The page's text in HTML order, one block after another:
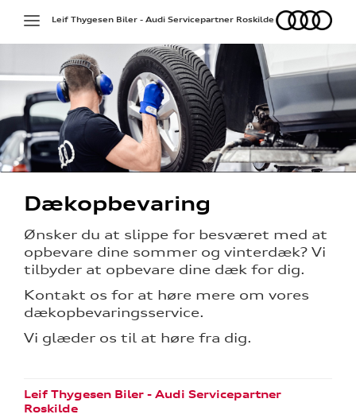
Toggle
navigation
Audi
Leif Thygesen Biler - Audi Servicepartner Roskilde
Dækopbevaring
Ønsker du at slippe for besværet med at
opbevare dine sommer og vinterdæk? Vi
tilbyder at opbevare dine dæk for dig.
Kontakt os for at høre mere om vores
dækopbevaringsservice.
Vi glæder os til at høre fra dig.
Leif Thygesen Biler - Audi Servicepartner
Roskilde